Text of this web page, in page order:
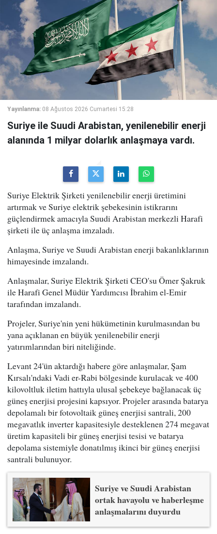
Yayınlanma: 08 Ağustos 2026 Cumartesi 15:28
Suriye ile Suudi Arabistan, yenilenebilir enerji
alanında 1 milyar dolarlık anlaşmaya vardı.
Suriye Elektrik Şirketi yenilenebilir enerji üretimini
artırmak ve Suriye elektrik şebekesinin istikrarını
güçlendirmek amacıyla Suudi Arabistan merkezli Harafi
şirketi ile üç anlaşma imzaladı.
Anlaşma, Suriye ve Suudi Arabistan enerji bakanlıklarının
himayesinde imzalandı.
Anlaşmalar, Suriye Elektrik Şirketi CEO'su Ömer Şakruk
ile Harafi Genel Müdür Yardımcısı İbrahim el-Emir
tarafından imzalandı.
Projeler, Suriye'nin yeni hükümetinin kurulmasından bu
yana açıklanan en büyük yenilenebilir enerji
yatırımlarından biri niteliğinde.
Levant 24'ün aktardığı habere göre anlaşmalar, Şam
Kırsalı'ndaki Vadi er-Rabi bölgesinde kurulacak ve 400
kilovoltluk iletim hattıyla ulusal şebekeye bağlanacak üç
güneş enerjisi projesini kapsıyor. Projeler arasında batarya
depolamalı bir fotovoltaik güneş enerjisi santrali, 200
megavatlık inverter kapasitesiyle desteklenen 274 megavat
üretim kapasiteli bir güneş enerjisi tesisi ve batarya
depolama sistemiyle donatılmış ikinci bir güneş enerjisi
santrali bulunuyor.
Suriye ve Suudi Arabistan
ortak havayolu ve haberleşme
anlaşmalarını duyurdu